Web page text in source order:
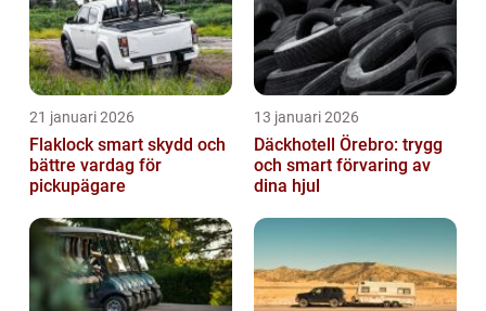
21 januari 2026
Flaklock smart skydd och
bättre vardag för
pickupägare
13 januari 2026
Däckhotell Örebro: trygg
och smart förvaring av
dina hjul